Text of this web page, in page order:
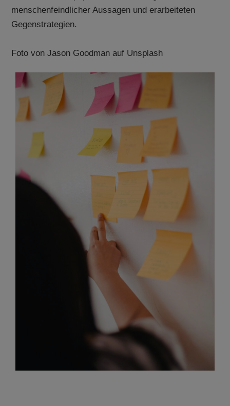
menschenfeindlicher Aussagen und erarbeiteten
Gegenstrategien.
Foto von Jason Goodman auf Unsplash